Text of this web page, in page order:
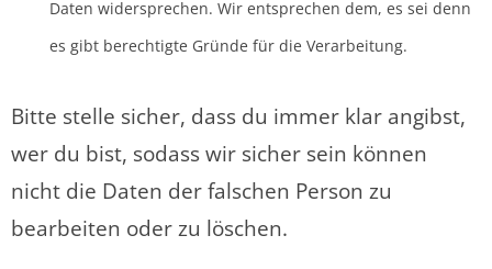
Daten widersprechen. Wir entsprechen dem, es sei denn
es gibt berechtigte Gründe für die Verarbeitung.
Bitte stelle sicher, dass du immer klar angibst,
wer du bist, sodass wir sicher sein können
nicht die Daten der falschen Person zu
bearbeiten oder zu löschen.